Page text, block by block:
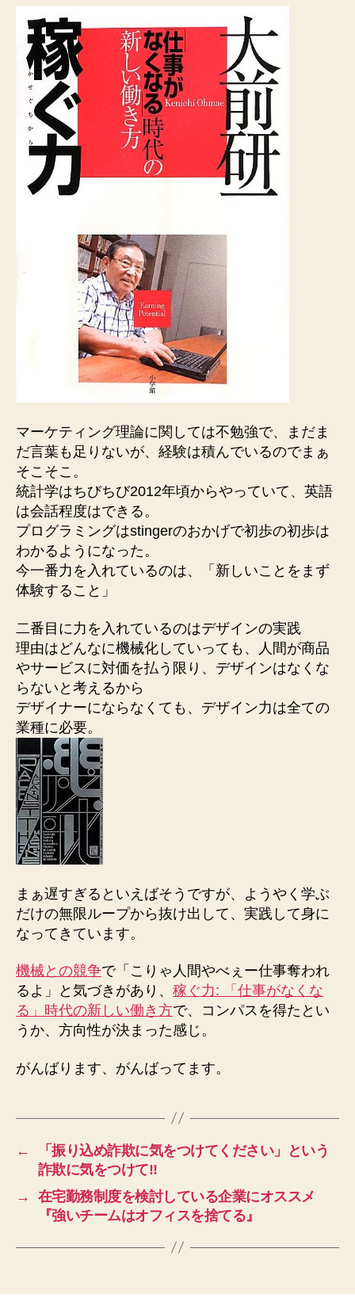
マーケティング理論に関しては不勉強で、まだま
だ言葉も足りないが、経験は積んでいるのでまぁ
そこそこ。
統計学はちびちび2012年頃からやっていて、英語
は会話程度はできる。
プログラミングはstingerのおかげで初歩の初歩は
わかるようになった。
今一番力を入れているのは、「新しいことをまず
体験すること」
二番目に力を入れているのはデザインの実践
理由は どんなに機械化していっても、人間が商品
やサービスに対価を払う限り、デザインはなくな
らないと考えるから
デザイナーにならなくても、デザイン力は全ての
業種に必要。
まぁ遅すぎるといえばそうですが、 ようやく学ぶ
だけの無限ループから抜け出して、実践して身に
なってきています。
機械との競争で「こりゃ人間やべぇー仕事奪われ
るよ」と気づきがあり、 稼ぐ力: 「仕事がなくな
る」時代の新しい働き方で、コンパスを得たとい
うか、方向性が決まった感じ。
がんばります、がんばってます。
←
「振り込め詐欺に気をつけてください」という
詐欺に気をつけて!!
→
在宅勤務制度を検討している企業にオススメ
『強いチームはオフィスを捨てる』